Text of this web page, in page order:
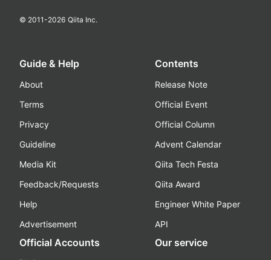
© 2011-2026 Qiita Inc.
Guide & Help
About
Terms
Privacy
Guideline
Media Kit
Feedback/Requests
Help
Advertisement
Contents
Release Note
Official Event
Official Column
Advent Calendar
Qiita Tech Festa
Qiita Award
Engineer White Paper
API
Official Accounts Our service